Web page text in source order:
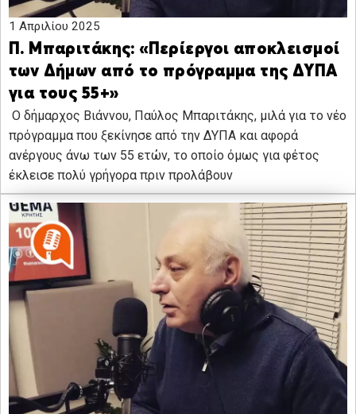
1 Απριλίου 2025
Π. Μπαριτάκης: «Περίεργοι αποκλεισμοί
των Δήμων από το πρόγραμμα της ΔΥΠΑ
για τους 55+»
Ο δήμαρχος Βιάννου, Παύλος Μπαριτάκης, μιλά για το νέο
πρόγραμμα που ξεκίνησε από την ΔΥΠΑ και αφορά
ανέργους άνω των 55 ετών, το οποίο όμως για φέτος
έκλεισε πολύ γρήγορα πριν προλάβουν